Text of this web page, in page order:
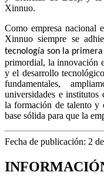
Xinnuo.
Como empresa nacional
Xinnuo siempre se
tecnología son la
primordial, la innovación
y el desarrollo
fundamentales,
universidades e
la formación de talento y
base sólida para que la
Fecha de publicación: 2